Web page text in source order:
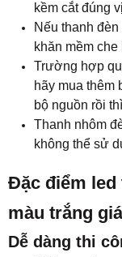
kềm cắt đúng
Nếu thanh
khăn mềm
Trường hợp
hãy mua thêm
bộ nguồn rồi
Thanh nhôm
không thể sử
Đặc điểm led
màu trắng
Dễ dàng thi